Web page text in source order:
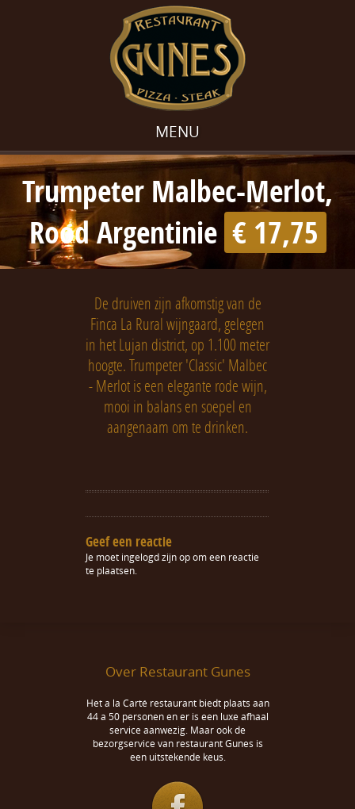
MENU
Trumpeter Malbec-Merlot,
Rood Argentinie € 17,75
De druiven zijn afkomstig van de
Finca La Rural wijngaard, gelegen
in het Lujan district, op 1.100 meter
hoogte. Trumpeter 'Classic' Malbec
- Merlot is een elegante rode wijn,
mooi in balans en soepel en
aangenaam om te drinken.
Geef een reactie
Je moet ingelogd zijn opom een reactie
te plaatsen.
Over Restaurant Gunes
Het a la Carté restaurant biedt plaats aan
44 a 50 personen en er is een luxe afhaal
service aanwezig. Maar ook de
bezorgservice van restaurant Gunes is
een uitstekende keus.